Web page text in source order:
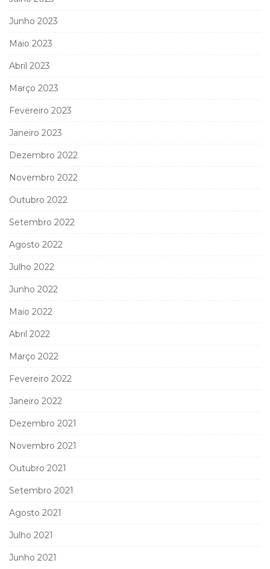
Junho 2023
Maio 2023
Abril 2023
Março 2023
Fevereiro 2023
Janeiro 2023
Dezembro 2022
Novembro 2022
Outubro 2022
Setembro 2022
Agosto 2022
Julho 2022
Junho 2022
Maio 2022
Abril 2022
Março 2022
Fevereiro 2022
Janeiro 2022
Dezembro 2021
Novembro 2021
Outubro 2021
Setembro 2021
Agosto 2021
Julho 2021
Junho 2021